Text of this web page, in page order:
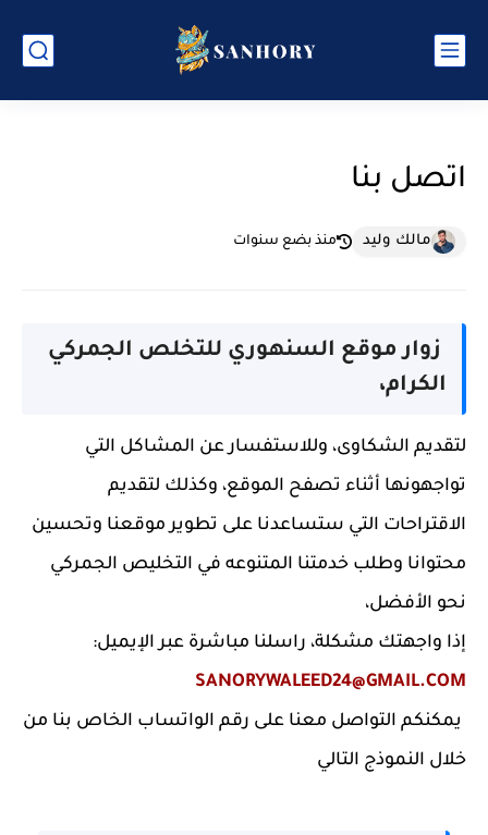
اتصل بنا
مالك وليد منذ بضع سنوات
زوار موقع السنهوري للتخلص الجمركي
الكرام،
لتقديم الشكاوى، وللاستفسار عن المشاكل التي
تواجهونها أثناء تصفح الموقع، وكذلك لتقديم
الاقتراحات التي ستساعدنا على تطوير موقعنا وتحسين
محتوانا وطلب خدمتنا المتنوعه في التخليص الجمركي
نحو الأفضل،
إذا واجهتك مشكلة، راسلنا مباشرة عبر الإيميل:
SANORYWALEED24@GMAIL.COM
يمكنكم التواصل معنا على رقم الواتساب الخاص بنا من
خلال النموذج التالي